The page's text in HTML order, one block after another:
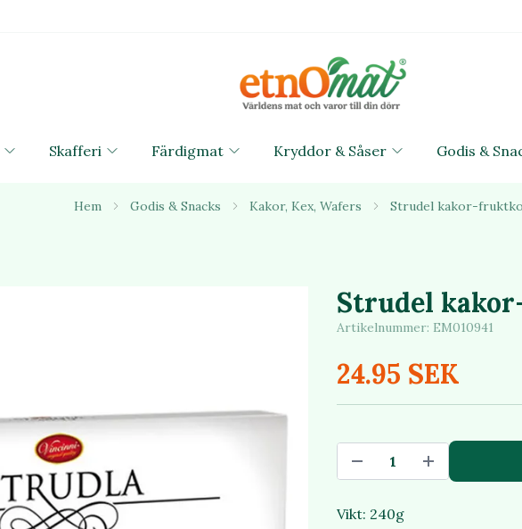
Skafferi Färdigmat Kryddor & Såser Godis &
Hem Godis & Snacks Kakor, Kex, Wafers Strudel kakor-
Strudel
Artikelnummer: EM010941
24.95 SEK
Vikt: 240g